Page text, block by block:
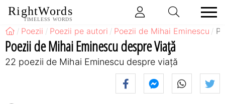
RightWords
TIMELESS WORDS
Poezii Poezii pe autori Poezii de Mihai Eminescu
Poezii de Mihai Eminescu despre Viață
22 poezii de Mihai Eminescu despre viață